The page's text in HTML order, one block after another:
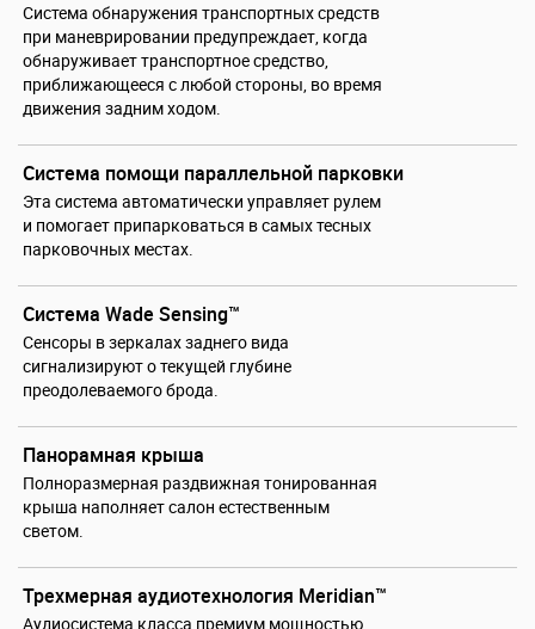
Система обнаружения транспортных средств
при маневрировании предупреждает, когда
обнаруживает транспортное средство,
приближающееся с любой стороны, во время
движения задним ходом.
Система помощи параллельной парковки
Эта система автоматически управляет рулем
и помогает припарковаться в самых тесных
парковочных местах.
Система Wade Sensing™
Сенсоры в зеркалах заднего вида
сигнализируют о текущей глубине
преодолеваемого брода.
Панорамная крыша
Полноразмерная раздвижная тонированная
крыша наполняет салон естественным
светом.
Трехмерная аудиотехнология Meridian™
Аудиосистема класса премиум мощностью